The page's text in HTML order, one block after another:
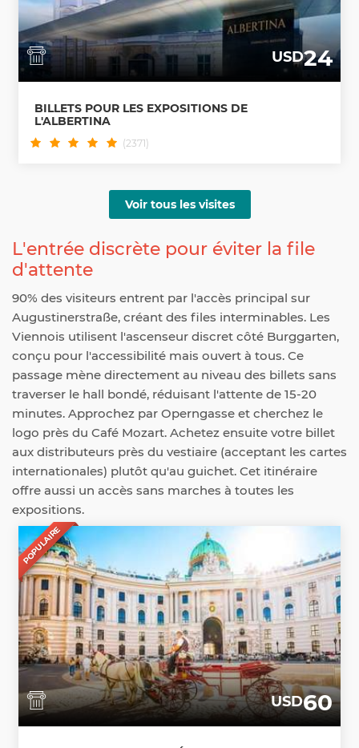
USD24
BILLETS POUR LES EXPOSITIONS DE
L'ALBERTINA
(2371)
Voir tous les visites
L'entrée discrète pour éviter la file
d'attente
90% des visiteurs entrent par l'accès principal sur
Augustinerstraße, créant des files interminables. Les
Viennois utilisent l'ascenseur discret côté Burggarten,
conçu pour l'accessibilité mais ouvert à tous. Ce
passage mène directement au niveau des billets sans
traverser le hall bondé, réduisant l'attente de 15-20
minutes. Approchez par Operngasse et cherchez le
logo près du Café Mozart. Achetez ensuite votre billet
aux distributeurs près du vestiaire (acceptant les cartes
internationales) plutôt qu'au guichet. Cet itinéraire
offre aussi un accès sans marches à toutes les
expositions.
POPULAIRE
USD60